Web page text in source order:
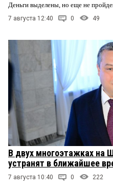
Деньги выделены, но еще не
7 августа 12:40 0 49
В двух многоэтажках на
устранят в ближайшее
7 августа 10:40 0 222